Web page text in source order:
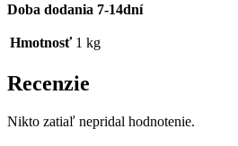
Doba dodania 7-14dní
Hmotnosť 1 kg
Recenzie
Nikto zatiaľ nepridal hodnotenie.